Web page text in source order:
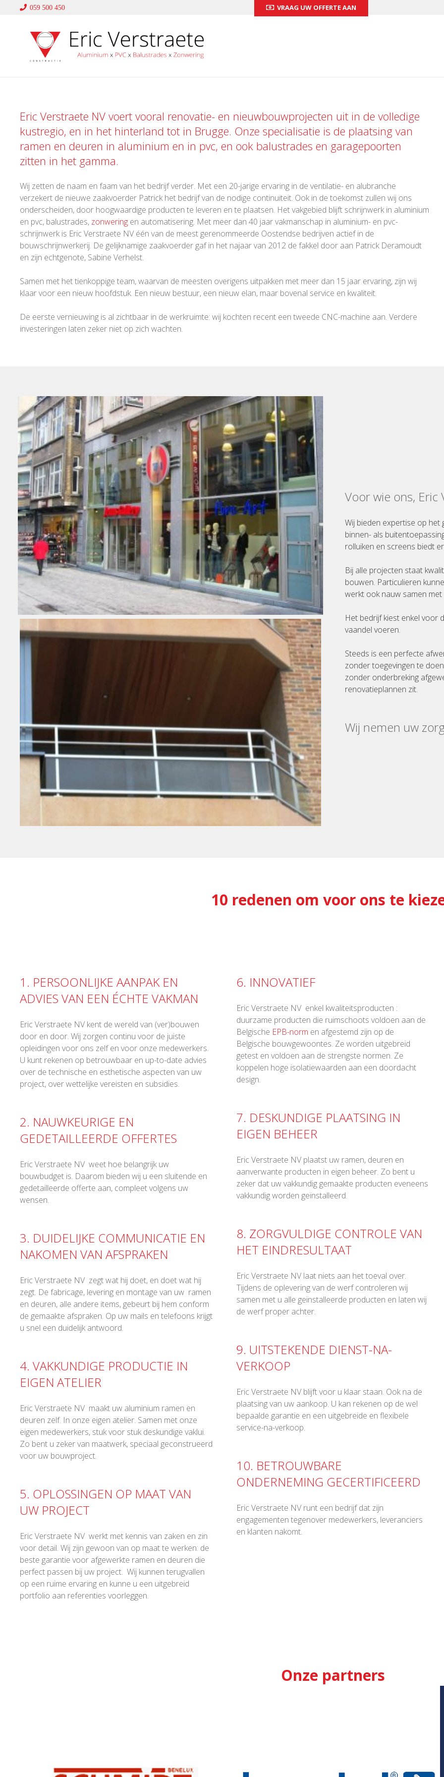
059 500 450 VRAAG UW OFFERTE AAN
Eric Verstraete NV voert vooral renovatie- en nieuwbouwprojecten uit in de volledige
kustregio, en in het hinterland tot in Brugge. Onze specialisatie is de plaatsing van
ramen en deuren in aluminium en in pvc, en ook balustrades en garagepoorten
zitten in het gamma.
Wij zetten de naam en faam van het bedrijf verder. Met een 20-jarige ervaring in de ventilatie- en alubranche
verzekert de nieuwe zaakvoerder Patrick het bedrijf van de nodige continuïteit. Ook in de toekomst zullen wij ons
onderscheiden, door hoogwaardige producten te leveren en te plaatsen. Het vakgebied blijft schrijnwerk in aluminium
en pvc, balustrades, zonwering en automatisering. Met meer dan 40 jaar vakmanschap in aluminium- en pvc-
schrijnwerk is Eric Verstraete NV één van de meest gerenommeerde Oostendse bedrijven actief in de
bouwschrijnwerkerij. De gelijknamige zaakvoerder gaf in het najaar van 2012 de fakkel door aan Patrick Deramoudt
en zijn echtgenote, Sabine Verhelst.
Samen met het tienkoppige team, waarvan de meesten overigens uitpakken met meer dan 15 jaar ervaring, zijn wij
klaar voor een nieuw hoofdstuk. Een nieuw bestuur, een nieuw elan, maar bovenal service en kwaliteit.
De eerste vernieuwing is al zichtbaar in de werkruimte: wij kochten recent een tweede CNC-machine aan. Verdere
investeringen laten zeker niet op zich wachten.
Voor wie ons, Eric
Wij bieden expertise op het
binnen- als
rolluiken en screens biedt
Bij alle projecten staat
bouwen. Particulieren
werkt ook nauw samen
Het bedrijf kiest enkel voor
vaandel voeren.
Steeds is een perfecte
zonder toegevingen te
zonder onderbreking
renovatieplannen zit.
Wij nemen uw
10 redenen om voor ons te
1. PERSOONLIJKE AANPAK EN
ADVIES VAN EEN ÉCHTE VAKMAN
Eric Verstraete NV kent de wereld van (ver)bouwen
door en door. Wij zorgen continu voor de juiste
opleidingen voor ons zelf en voor onze medewerkers.
U kunt rekenen op betrouwbaar en up-to-date advies
over de technische en esthetische aspecten van uw
project, over wettelijke vereisten en subsidies.
2. NAUWKEURIGE EN
GEDETAILLEERDE OFFERTES
Eric Verstraete NV weet hoe belangrijk uw
bouwbudget is. Daarom bieden wij u een sluitende en
gedetailleerde offerte aan, compleet volgens uw
wensen.
3. DUIDELIJKE COMMUNICATIE EN
NAKOMEN VAN AFSPRAKEN
Eric Verstraete NV zegt wat hij doet, en doet wat hij
zegt. De fabricage, levering en montage van uw ramen
en deuren, alle andere items, gebeurt bij hem conform
de gemaakte afspraken. Op uw mails en telefoons krijgt
u snel een duidelijk antwoord.
4. VAKKUNDIGE PRODUCTIE IN
EIGEN ATELIER
Eric Verstraete NV maakt uw aluminium ramen en
deuren zelf. In onze eigen atelier. Samen met onze
eigen medewerkers, stuk voor stuk deskundige vaklui.
Zo bent u zeker van maatwerk, speciaal geconstrueerd
voor uw bouwproject.
5. OPLOSSINGEN OP MAAT VAN
UW PROJECT
Eric Verstraete NV werkt met kennis van zaken en zin
voor detail. Wij zijn gewoon van op maat te werken: de
beste garantie voor afgewerkte ramen en deuren die
perfect passen bij uw project. Wij kunnen terugvallen
op een ruime ervaring en kunne u een uitgebreid
portfolio aan referenties voorleggen.
6. INNOVATIEF
Eric Verstraete NV enkel kwaliteitsproducten :
duurzame producten die ruimschoots voldoen aan de
Belgische EPB-norm en afgestemd zijn op de
Belgische bouwgewoontes. Ze worden uitgebreid
getest en voldoen aan de strengste normen. Ze
koppelen hoge isolatiewaarden aan een doordacht
design.
7. DESKUNDIGE PLAATSING IN
EIGEN BEHEER
Eric Verstraete NV plaatst uw ramen, deuren en
aanverwante producten in eigen beheer. Zo bent u
zeker dat uw vakkundig gemaakte producten eveneens
vakkundig worden geïnstalleerd.
8. ZORGVULDIGE CONTROLE VAN
HET EINDRESULTAAT
Eric Verstraete NV laat niets aan het toeval over.
Tijdens de oplevering van de werf controleren wij
samen met u alle geïnstalleerde producten en laten wij
de werf proper achter.
9. UITSTEKENDE DIENST-NA-
VERKOOP
Eric Verstraete NV blijft voor u klaar staan. Ook na de
plaatsing van uw aankoop. U kan rekenen op de wel
bepaalde garantie en een uitgebreide en flexibele
service-na-verkoop.
10. BETROUWBARE
ONDERNEMING GECERTIFICEERD
Eric Verstraete NV runt een bedrijf dat zijn
engagementen tegenover medewerkers, leveranciers
en klanten nakomt.
Onze partners